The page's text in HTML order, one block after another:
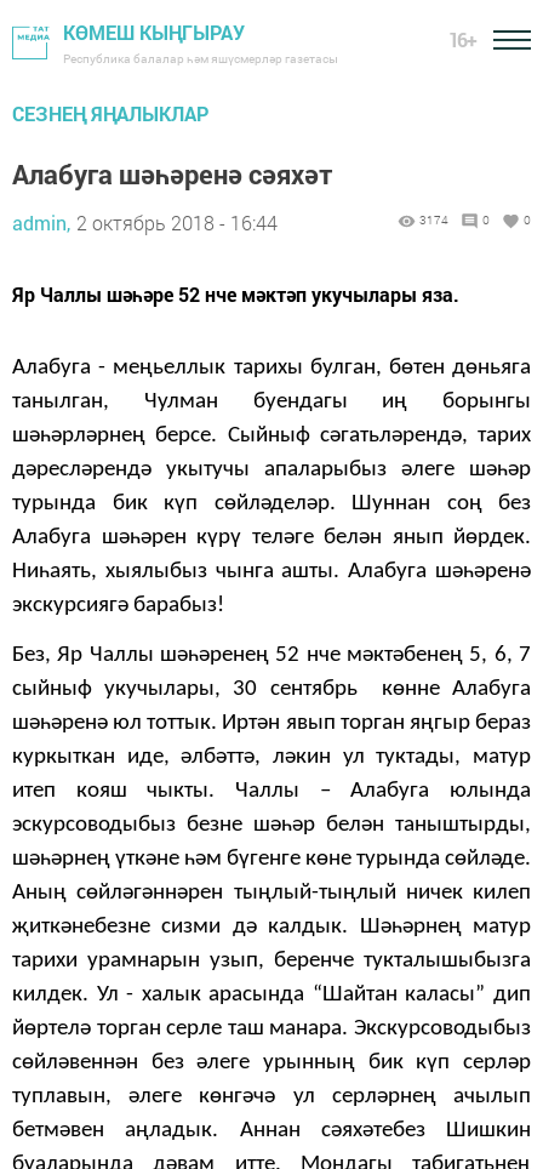
КӨМЕШ КЫҢГЫРАУ
Республика балалар һәм яшүсмерләр газетасы
16+
СЕЗНЕҢ ЯҢАЛЫКЛАР
Алабуга шәһәренә сәяхәт
admin, 2 октябрь 2018 - 16:44 3174 0 0
Яр Чаллы шәһәре 52 нче мәктәп укучылары яза.
Алабуга - меңьеллык тарихы булган, бөтен дөньяга
танылган, Чулман буендагы иң борынгы
шәһәрләрнең берсе. Сыйныф сәгатьләрендә, тарих
дәресләрендә укытучы апаларыбыз әлеге шәһәр
турында бик күп сөйләделәр. Шуннан соң без
Алабуга шәһәрен күрү теләге белән янып йөрдек.
Ниһаять, хыялыбыз чынга ашты. Алабуга шәһәренә
экскурсиягә барабыз!
Без, Яр Чаллы шәһәренең 52 нче мәктәбенең 5, 6, 7
сыйныф укучылары, 30 сентябрь көнне Алабуга
шәһәренә юл тоттык. Иртән явып торган яңгыр бераз
куркыткан иде, әлбәттә, ләкин ул туктады, матур
итеп кояш чыкты. Чаллы – Алабуга юлында
эскурсоводыбыз безне шәһәр белән таныштырды,
шәһәрнең үткәне һәм бүгенге көне турында сөйләде.
Аның сөйләгәннәрен тыңлый-тыңлый ничек килеп
җиткәнебезне сизми дә калдык. Шәһәрнең матур
тарихи урамнарын узып, беренче тукталышыбызга
килдек. Ул - халык арасында “Шайтан каласы” дип
йөртелә торган серле таш манара. Экскурсоводыбыз
сөйләвеннән без әлеге урынның бик күп серләр
туплавын, әлеге көнгәчә ул серләрнең ачылып
бетмәвен аңладык. Аннан сәяхәтебез Шишкин